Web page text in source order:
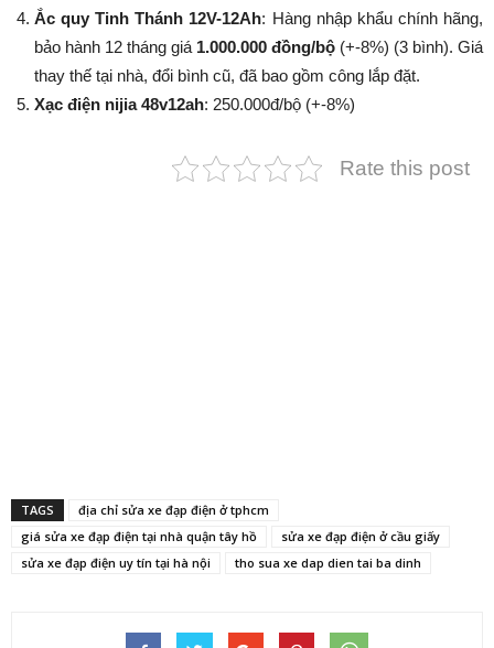
Ắc quy Tinh Thánh 12V-12Ah: Hàng nhập khẩu chính hãng,
bảo hành 12 tháng giá 1.000.000 đồng/bộ (+-8%​​​​​​​) (3 bình). Giá
thay thế tại nhà, đổi bình cũ, đã bao gồm công lắp đặt.
Xạc điện nijia 48v12ah: 250.000đ/bộ (+-8%​​​​​​​)
Rate this post
TAGS
địa chỉ sửa xe đạp điện ở tphcm
giá sửa xe đạp điện tại nhà quận tây hồ
sửa xe đạp điện ở cầu giấy
sửa xe đạp điện uy tín tại hà nội
tho sua xe dap dien tai ba dinh